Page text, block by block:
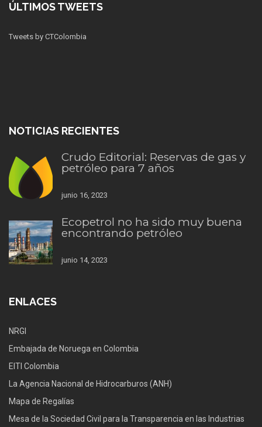
ÚLTIMOS TWEETS
Tweets by CTColombia
NOTICIAS RECIENTES
Crudo Editorial: Reservas de gas y
petróleo para 7 años
junio 16, 2023
Ecopetrol no ha sido muy buena
encontrando petróleo
junio 14, 2023
ENLACES
NRGI
Embajada de Noruega en Colombia
EITI Colombia
La Agencia Nacional de Hidrocarburos (ANH)
Mapa de Regalías
Mesa de la Sociedad Civil para la Transparencia en las Industrias